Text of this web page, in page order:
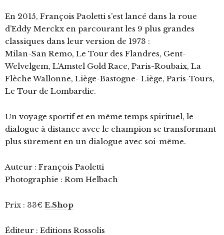
En 2015, François Paoletti s’est lancé dans la roue
d’Eddy Merckx en parcourant les 9 plus grandes
classiques dans leur version de 1973 :
Milan-San Remo, Le Tour des Flandres, Gent-
Welvelgem, L’Amstel Gold Race, Paris-Roubaix, La
Flèche Wallonne, Liège-Bastogne- Liège, Paris-Tours,
Le Tour de Lombardie.
Un voyage sportif et en même temps spirituel, le
dialogue à distance avec le champion se transformant
plus sûrement en un dialogue avec soi-même.
Auteur : François Paoletti
Photographie : Rom Helbach
Prix : 33€ E.Shop
Éditeur : Editions Rossolis